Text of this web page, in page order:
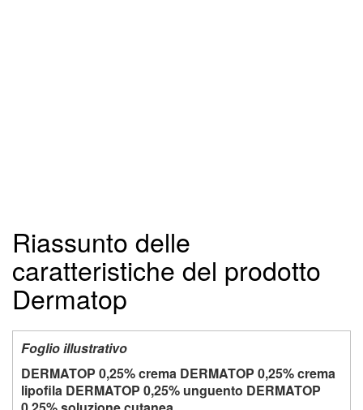
Riassunto delle
caratteristiche del prodotto
Dermatop
Foglio illustrativo
DERMATOP 0,25% crema DERMATOP 0,25% crema
lipofila DERMATOP 0,25% unguento DERMATOP